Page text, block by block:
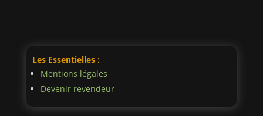
Les Essentielles :
Mentions légales
Devenir revendeur